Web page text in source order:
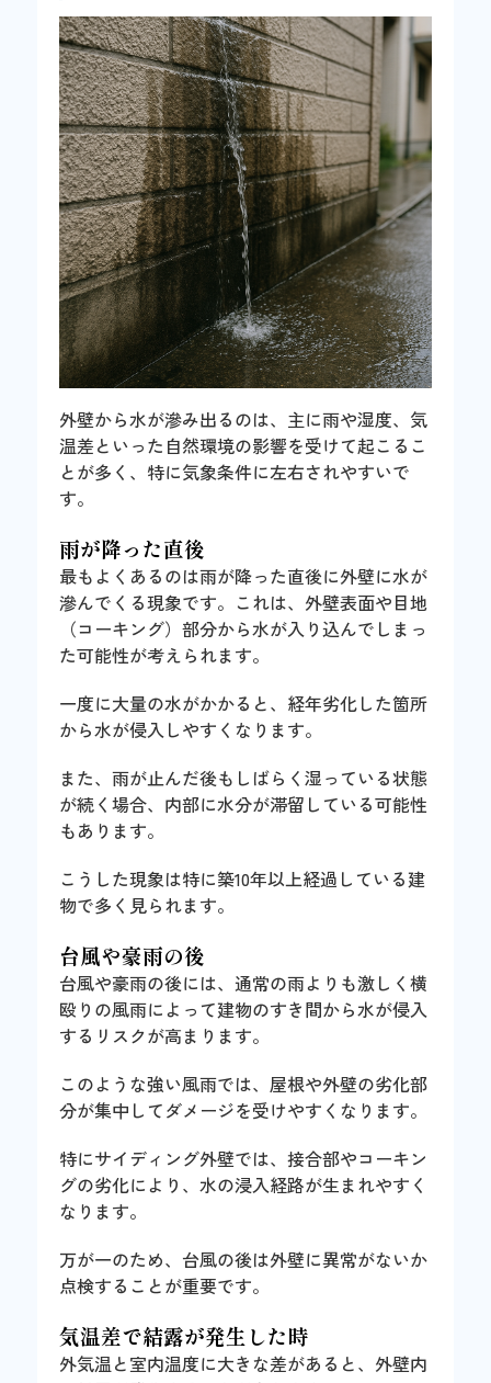
外壁から水が滲み出るのは、主に雨や湿度、気
温差といった自然環境の影響を受けて起こるこ
とが多く、特に気象条件に左右されやすいで
す。
雨が降った直後
最もよくあるのは雨が降った直後に外壁に水が
滲んでくる現象です。これは、外壁表面や目地
（コーキング）部分から水が入り込んでしまっ
た可能性が考えられます。
一度に大量の水がかかると、経年劣化した箇所
から水が侵入しやすくなります。
また、雨が止んだ後もしばらく湿っている状態
が続く場合、内部に水分が滞留している可能性
もあります。
こうした現象は特に築10年以上経過している建
物で多く見られます。
台風や豪雨の後
台風や豪雨の後には、通常の雨よりも激しく横
殴りの風雨によって建物のすき間から水が侵入
するリスクが高まります。
このような強い風雨では、屋根や外壁の劣化部
分が集中してダメージを受けやすくなります。
特にサイディング外壁では、接合部やコーキン
グの劣化により、水の浸入経路が生まれやすく
なります。
万が一のため、台風の後は外壁に異常がないか
点検することが重要です。
気温差で結露が発生した時
外気温と室内温度に大きな差があると、外壁内